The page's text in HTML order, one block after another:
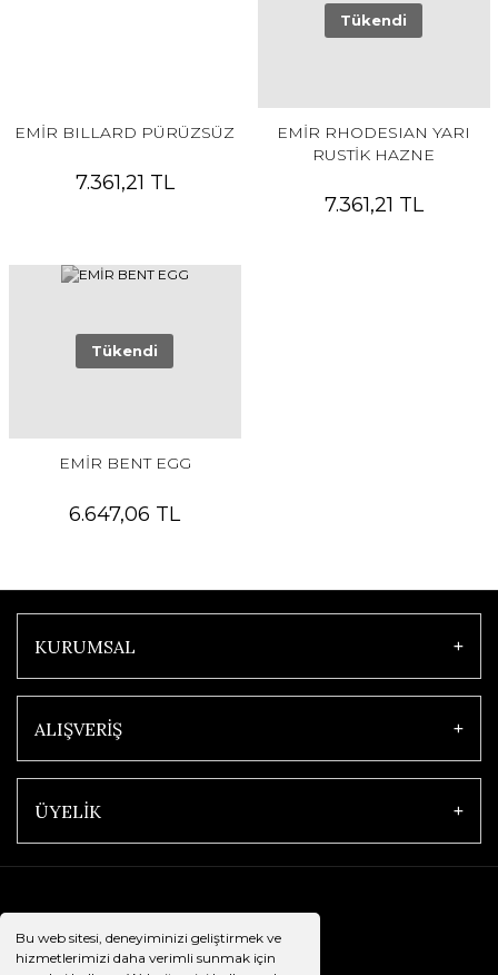
Bu web sitesi, deneyiminizi geliştirmek ve
hizmetlerimizi daha verimli sunmak için
EMİR BILLARD PÜRÜZSÜZ
7.361,21 TL
Tükendi
EMİR RHODESIAN YARI
RUSTİK HAZNE
7.361,21 TL
Tükendi
EMİR BENT EGG
6.647,06 TL
KURUMSAL
ALIŞVERİŞ
ÜYELİK